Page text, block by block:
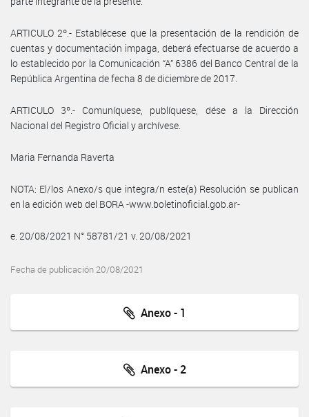
ARTICULO 2º.- Establécese que la presentación de la rendición de
cuentas y documentación impaga, deberá efectuarse de acuerdo a
lo establecido por la Comunicación “A” 6386 del Banco Central de la
República Argentina de fecha 8 de diciembre de 2017.
ARTICULO 3º.- Comuníquese, publíquese, dése a la Dirección
Nacional del Registro Oficial y archívese.
Maria Fernanda Raverta
NOTA: El/los Anexo/s que integra/n este(a) Resolución se publican
en la edición web del BORA -www.boletinoficial.gob.ar-
e. 20/08/2021 N° 58781/21 v. 20/08/2021
Fecha de publicación 20/08/2021
Anexo - 1
Anexo - 2